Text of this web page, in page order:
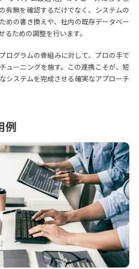
有無を確認するだけでなく、システムの
めの書き換えや、社内の既存データベー
るための調整を行います。
ログラムの骨組みに対して、プロの手で
ューニングを施す。この連携こそが、短
システムを完成させる確実なアプローチ
例